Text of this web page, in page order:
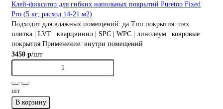
Клей-фиксатор для гибких напольных покрытий Puretop Fixed
Pro (5 кг; расход 14-21 м2)
Подходит для влажных помещений: да Тип покрытия: пвх
плитка | LVT | кварцвинил | SPC | WPC | линолеум | ковровые
покрытия Применение: внутри помещений
3450 р/шт
шт
В корзину